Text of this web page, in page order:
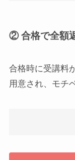
② 合格で全額
合格時に受講料
用意され、モチ